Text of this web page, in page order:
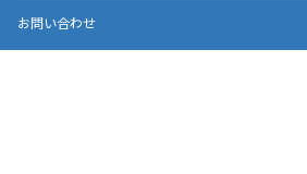
お問い合わせ